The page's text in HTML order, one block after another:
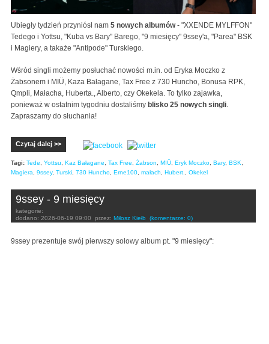
Ubiegły tydzień przyniósł nam 5 nowych albumów- "XXENDE MYLFFON"
Tedego i Yottsu, "Kuba vs Bary" Barego, "9 miesięcy" 9ssey'a, "Parea" BSK
i Magiery, a takaże "Antipode" Turskiego.
Wśród singli możemy posłuchać nowości m.in. od Eryka Moczko z
Żabsonem i MIÜ, Kaza Bałagane, Tax Free z 730 Huncho, Bonusa RPK,
Qmpli, Małacha, Huberta., Alberto, czy Okekela. To tylko zajawka,
ponieważ w ostatnim tygodniu dostaliśmy blisko 25 nowych singli.
Zapraszamy do słuchania!
Czytaj dalej >>
Tagi: Tede, Yottsu, Kaz Bałagane, Tax Free, Żabson, MIÜ, Eryk Moczko, Bary, BSK,
Magiera, 9ssey, Turski, 730 Huncho, Erne100, małach, Hubert., Okekel
9ssey - 9 miesięcy
kategorie:
dodano: 2026-06-19 09:00 przez: Miłosz Kiełb (komentarze: 0)
9ssey prezentuje swój pierwszy solowy album pt. "9 miesięcy":